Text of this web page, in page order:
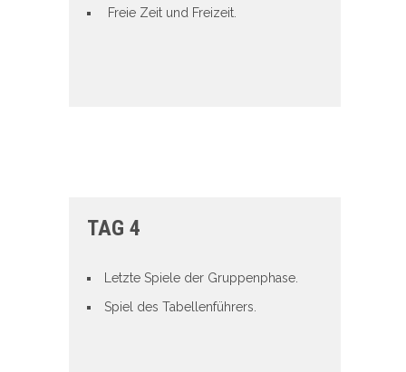
Freie Zeit und Freizeit.
TAG 4
Letzte Spiele der Gruppenphase.
Spiel des Tabellenführers.